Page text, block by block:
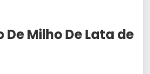
De Milho De Lata de